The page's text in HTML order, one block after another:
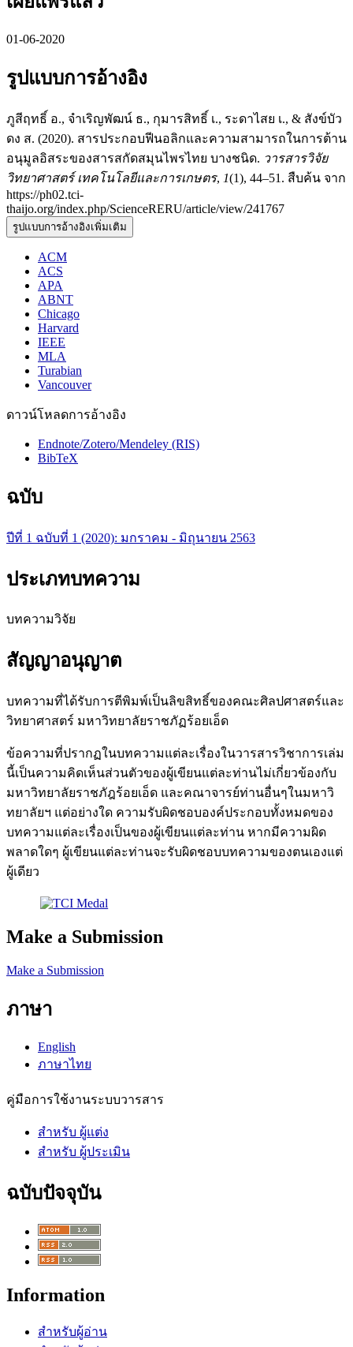
01-06-2020
รูปแบบการอ้างอิง
ภูสีฤทธิ์ อ., จำเริญพัฒน์ ธ., กุมารสิทธิ์ เ., ระดาไสย เ., & สังข์บัว
ดง ส. (2020). สารประกอบฟีนอลิกและความสามารถในการต้าน
อนุมูลอิสระของสารสกัดสมุนไพรไทย บางชนิด. วารสารวิจัย
วิทยาศาสตร์ เทคโนโลยีและการเกษตร, 1(1), 44–51. สืบค้น จาก
https://ph02.tci-
thaijo.org/index.php/ScienceRERU/article/view/241767
รูปแบบการอ้างอิงเพิ่มเติม
ACM
ACS
APA
ABNT
Chicago
Harvard
IEEE
MLA
Turabian
Vancouver
ดาวน์โหลดการอ้างอิง
Endnote/Zotero/Mendeley (RIS)
BibTeX
ฉบับ
ปีที่ 1 ฉบับที่ 1 (2020): มกราคม - มิถุนายน 2563
ประเภทบทความ
บทความวิจัย
สัญญาอนุญาต
บทความที่ได้รับการตีพิมพ์เป็นลิขสิทธิ์ของคณะศิลปศาสตร์และ
วิทยาศาสตร์ มหาวิทยาลัยราชภัฏร้อยเอ็ด
ข้อความที่ปรากฏในบทความแต่ละเรื่องในวารสารวิชาการเล่ม
นี้เป็นความคิดเห็นส่วนตัวของผู้เขียนแต่ละท่านไม่เกี่ยวข้องกับ
มหาวิทยาลัยราชภัฎร้อยเอ็ด และคณาจารย์ท่านอื่นๆในมหาวิ
ทยาลัยฯ แต่อย่างใด ความรับผิดชอบองค์ประกอบทั้งหมดของ
บทความแต่ละเรื่องเป็นของผู้เขียนแต่ละท่าน หากมีความผิด
พลาดใดๆ ผู้เขียนแต่ละท่านจะรับผิดชอบบทความของตนเองแต่
ผู้เดียว
Make a Submission
Make a Submission
ภาษา
English
ภาษาไทย
คู่มือการใช้งานระบบวารสาร
สำหรับ ผู้แต่ง
สำหรับ ผู้ประเมิน
ฉบับปัจจุบัน
Information
สำหรับผู้อ่าน